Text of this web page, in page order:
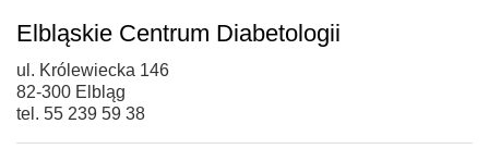
Elbląskie Centrum Diabetologii
ul. Królewiecka 146
82-300 Elbląg
tel. 55 239 59 38